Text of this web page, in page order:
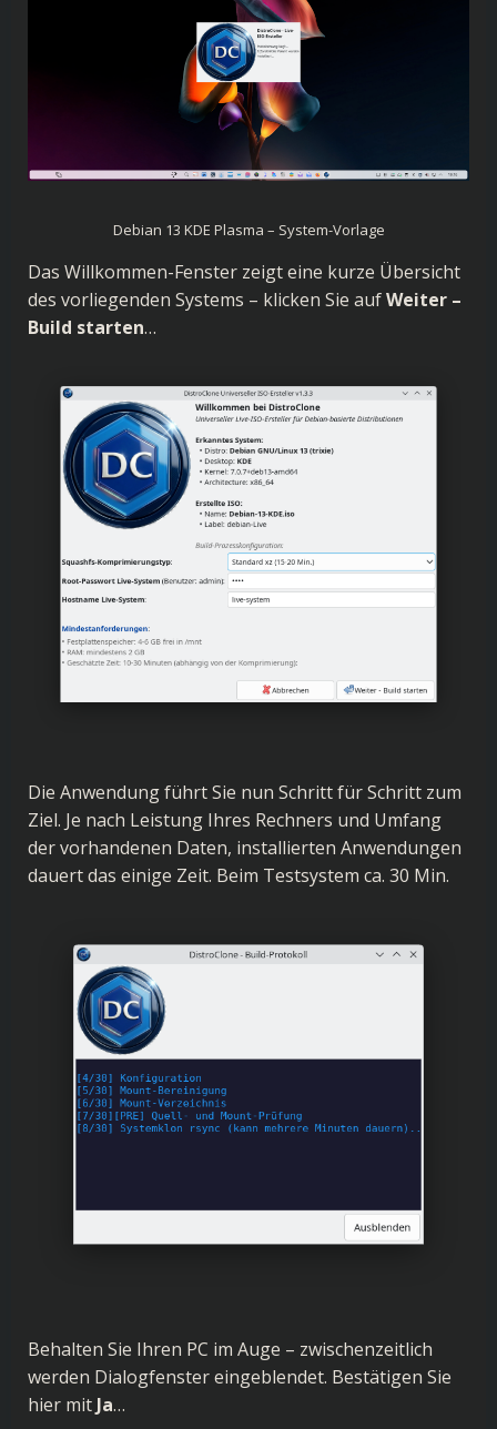
Debian 13 KDE Plasma – System-Vorlage
Das Willkommen-Fenster zeigt eine kurze Übersicht
des vorliegenden Systems – klicken Sie aufWeiter –
Build starten…
Die Anwendung führt Sie nun Schritt für Schritt zum
Ziel. Je nach Leistung Ihres Rechners und Umfang
der vorhandenen Daten, installierten Anwendungen
dauert das einige Zeit. Beim Testsystem ca. 30 Min.
Behalten Sie Ihren PC im Auge – zwischenzeitlich
werden Dialogfenster eingeblendet. Bestätigen Sie
hier mit Ja…